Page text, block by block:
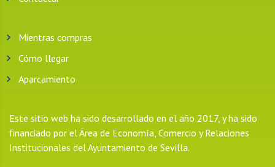
Mientras compras
Cómo llegar
Aparcamiento
Este sitio web ha sido desarrollado en el año 2017, y ha sido
financiado por el Área de Economía, Comercio y Relaciones
Institucionales del Ayuntamiento de Sevilla.